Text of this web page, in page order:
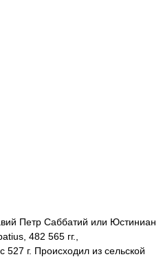
Петр Саббатий или Юстиниан
482 565 гг.,
527 г. Происходил из сельской